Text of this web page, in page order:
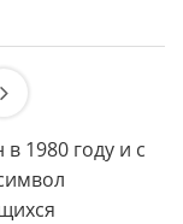
1980 году и с